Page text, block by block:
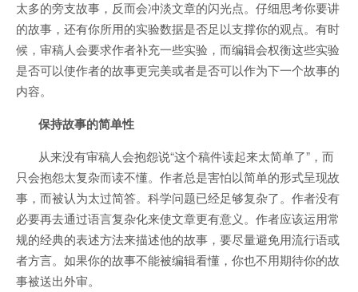
太多的旁支故事，反而会冲淡文章的闪光点。仔细思考你要讲
的故事，还有你所用的实验数据是否足以支撑你的观点。有时
候，审稿人会要求作者补充一些实验，而编辑会权衡这些实验
是否可以使作者的故事更完美或者是否可以作为下一个故事的
内容。
保持故事的简单性
从来没有审稿人会抱怨说“这个稿件读起来太简单了”，而
只会抱怨太复杂而读不懂。作者总是害怕以简单的形式呈现故
事，而被认为太过简答。科学问题已经足够复杂了。作者没有
必要再去通过语言复杂化来使文章更有意义。作者应该运用常
规的经典的表述方法来描述他的故事，要尽量避免用流行语或
者方言。如果你的故事不能被编辑看懂，你也不用期待你的故
事被送出外审。